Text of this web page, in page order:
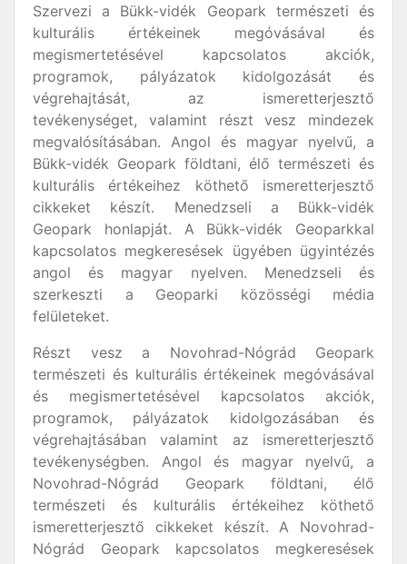
Szervezi a Bükk-vidék Geopark természeti és
kulturális értékeinek megóvásával és
megismertetésével kapcsolatos akciók,
programok, pályázatok kidolgozását és
végrehajtását, az ismeretterjesztő
tevékenységet, valamint részt vesz mindezek
megvalósításában. Angol és magyar nyelvű, a
Bükk-vidék Geopark földtani, élő természeti és
kulturális értékeihez köthető ismeretterjesztő
cikkeket készít. Menedzseli a Bükk-vidék
Geopark honlapját. A Bükk-vidék Geoparkkal
kapcsolatos megkeresések ügyében ügyintézés
angol és magyar nyelven. Menedzseli és
szerkeszti a Geoparki közösségi média
felületeket.
Részt vesz a Novohrad-Nógrád Geopark
természeti és kulturális értékeinek megóvásával
és megismertetésével kapcsolatos akciók,
programok, pályázatok kidolgozásában és
végrehajtásában valamint az ismeretterjesztő
tevékenységben. Angol és magyar nyelvű, a
Novohrad-Nógrád Geopark földtani, élő
természeti és kulturális értékeihez köthető
ismeretterjesztő cikkeket készít. A Novohrad-
Nógrád Geopark kapcsolatos megkeresések